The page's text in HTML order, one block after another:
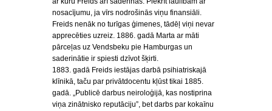
nosacījumu, ja vīrs nodrošinās viņu finansiāli.
Freids nenāk no turīgas ģimenes, tādēļ viņi nevar
apprecēties uzreiz. 1886. gadā Marta ar māti
pārceļas uz Vendsbeku pie Hamburgas un
saderinātie ir spiesti dzīvot šķirti.
1883. gadā Freids iestājas darbā psihiatriskajā
klīnikā, taču par privātdocentu kļūst tikai 1885.
gadā. „Publicē darbus neiroloģijā, kas nostiprina
viņa zinātnisko reputāciju”, bet darbs par kokaīnu